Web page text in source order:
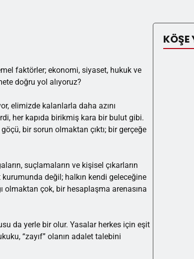
faktörler; ekonomi, siyaset, hukuk ve
doğru yol alıyoruz?
elimizde kalanlarla daha azını
her kapıda birikmiş kara bir bulut gibi.
bir sorun olmaktan çıktı; bir gerçeğe
suçlamaların ve kişisel çıkarların
değil; halkın kendi geleceğine
olmaktan çok, bir hesaplaşma arenasına
da yerle bir olur. Yasalar herkes için eşit
“zayıf” olanın adalet talebini
KÖŞE